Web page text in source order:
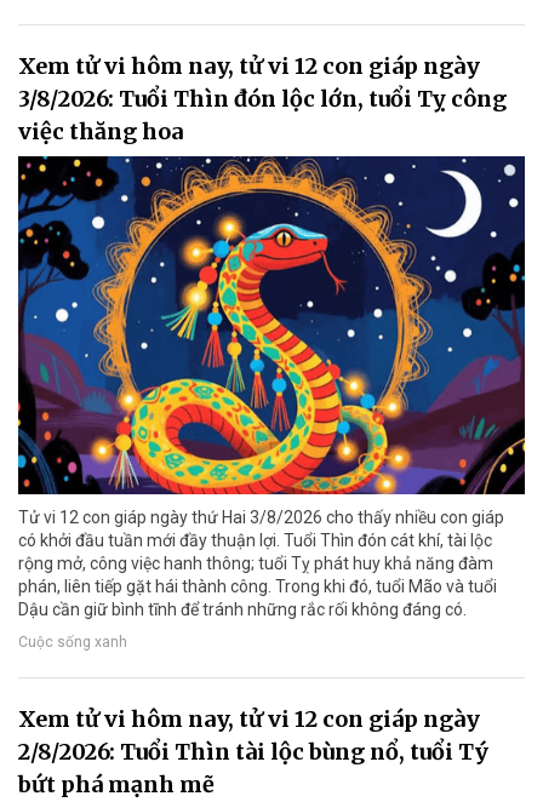
Xem tử vi hôm nay, tử vi 12 con giáp ngày
3/8/2026: Tuổi Thìn đón lộc lớn, tuổi Tỵ công
việc thăng hoa
Tử vi 12 con giáp ngày thứ Hai 3/8/2026 cho thấy nhiều con giáp
có khởi đầu tuần mới đầy thuận lợi. Tuổi Thìn đón cát khí, tài lộc
rộng mở, công việc hanh thông; tuổi Tỵ phát huy khả năng đàm
phán, liên tiếp gặt hái thành công. Trong khi đó, tuổi Mão và tuổi
Dậu cần giữ bình tĩnh để tránh những rắc rối không đáng có.
Cuộc sống xanh
Xem tử vi hôm nay, tử vi 12 con giáp ngày
2/8/2026: Tuổi Thìn tài lộc bùng nổ, tuổi Tý
bứt phá mạnh mẽ